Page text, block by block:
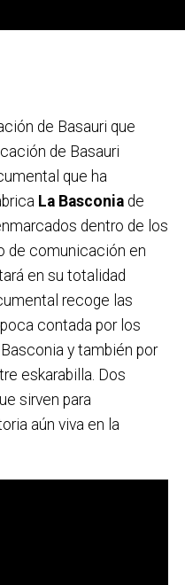
de Basauri que
de Basauri
que ha
La Basconiade
dentro de los
de comunicación en
en su totalidad
recoge las
contada por los
y también por
eskarabilla. Dos
sirven para
aún viva en la